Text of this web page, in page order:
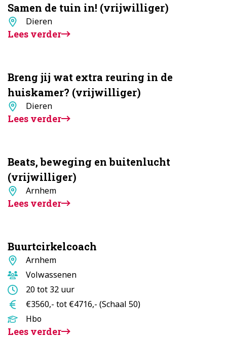
Samen de tuin in! (vrijwilliger)
Standplaats
Dieren
Lees verder
Breng jij wat extra reuring in de
huiskamer? (vrijwilliger)
Standplaats
Dieren
Lees verder
Beats, beweging en buitenlucht
(vrijwilliger)
Standplaats
Arnhem
Lees verder
Buurtcirkelcoach
Standplaats
Arnhem
Doelgroep
Volwassenen
Aantal
uur
20 tot 32 uur
Salaris€3560,- tot €4716,- (Schaal 50)
Opleidingsniveau
Hbo
Lees verder